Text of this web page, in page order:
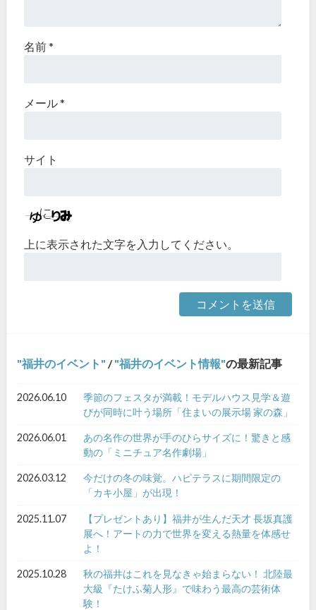
名前*
メール*
サイト
上に表示された文字を入力してください。
福井のイベント / 福井のイベント情報 の最新記事
2026.06.10
季節のフェスタが満載！モデルハウス見学＆遊
びが同時に叶う場所「住まいの展示場 家の森」
2026.06.01
あの名作の世界が手のひらサイズに！驚きと感
動の「ミニチュア名作劇場」
2026.03.12
今だけの冬の味覚。ハピテラスに期間限定の
「カキ小屋」が出現！
2025.11.07
【プレゼントあり】福井が生んだ天才 長坂真護
展へ！アートの力で世界を変える熱量を体感せ
よ！
2025.10.28
秋の福井はこれを見なきゃ始まらない！ 北陸最
大級『たけふ菊人形』で味わう最高の芸術体
験！